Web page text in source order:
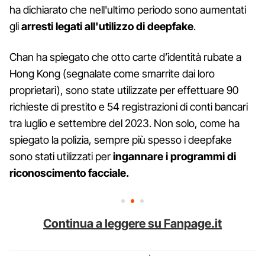
ha dichiarato che nell'ultimo periodo sono aumentati
gliarresti legati all'utilizzo di deepfake.
Chan ha spiegato che otto carte d’identità rubate a
Hong Kong (segnalate come smarrite dai loro
proprietari), sono state utilizzate per effettuare 90
richieste di prestito e 54 registrazioni di conti bancari
tra luglio e settembre del 2023. Non solo, come ha
spiegato la polizia, sempre più spesso i deepfake
sono stati utilizzati peringannare i programmi di
riconoscimento facciale.
Continua a leggere su Fanpage.it